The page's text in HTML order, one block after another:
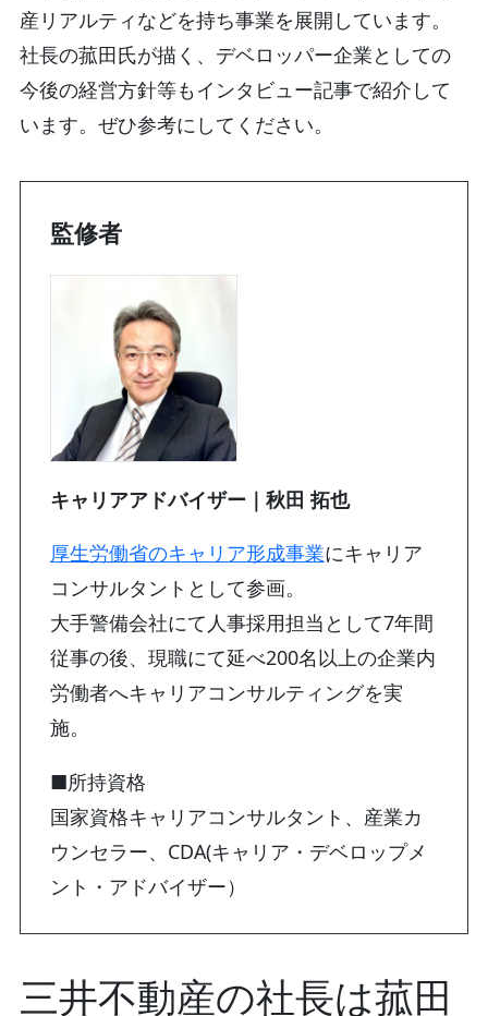
産リアルティなどを持ち事業を展開しています。
社長の菰田氏が描く、デベロッパー企業としての
今後の経営方針等もインタビュー記事で紹介して
います。ぜひ参考にしてください。
監修者
キャリアアドバイザー｜秋田 拓也
厚生労働省のキャリア形成事業にキャリア
コンサルタントとして参画。
大手警備会社にて人事採用担当として7年間
従事の後、現職にて延べ200名以上の企業内
労働者へキャリアコンサルティングを実
施。
■所持資格
国家資格キャリアコンサルタント、産業カ
ウンセラー、CDA(キャリア・デベロップメ
ント・アドバイザー）
三井不動産の社長は菰田